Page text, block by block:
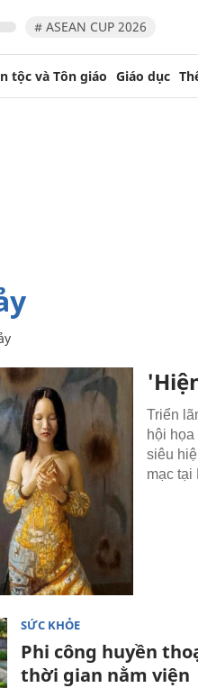
# ASEAN CUP 2026
tộc và Tôn giáo Giáo dục
Triển
hội
siêu
mạc tại
SỨC KHỎE
Phi công huyền
thời gian nằm viện